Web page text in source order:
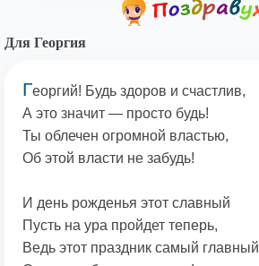
Для Георгия
Георгий! Будь здоров и счастлив,
А это значит — просто будь!
Ты облечен огромной властью,
Об этой власти не забудь!
И день рожденья этот славный
Пусть на ура пройдет теперь,
Ведь этот праздник самый главный